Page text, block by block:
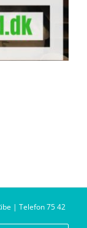
| Telefon 75 42